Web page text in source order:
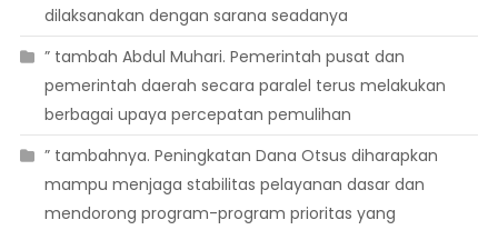
dilaksanakan dengan sarana seadanya
” tambah Abdul Muhari. Pemerintah pusat dan
pemerintah daerah secara paralel terus melakukan
berbagai upaya percepatan pemulihan
” tambahnya. Peningkatan Dana Otsus diharapkan
mampu menjaga stabilitas pelayanan dasar dan
mendorong program-program prioritas yang